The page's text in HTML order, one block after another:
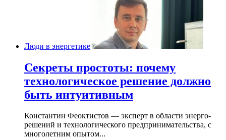
Люди в энергетике
Секреты простоты: почему
технологическое решение должно
быть интуитивным
Константин Феоктистов — эксперт в области энерго-
решений и технологического предпринимательства, с
многолетним опытом...